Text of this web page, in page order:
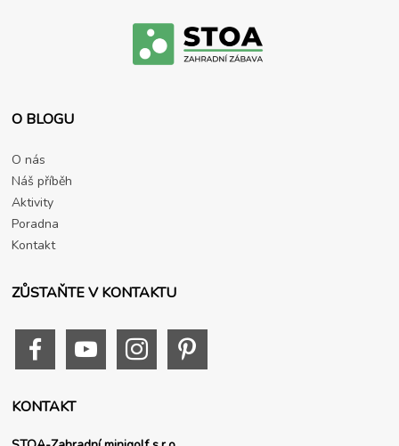
O BLOGU
O nás
Náš příběh
Aktivity
Poradna
Kontakt
ZŮSTAŇTE V KONTAKTU
KONTAKT